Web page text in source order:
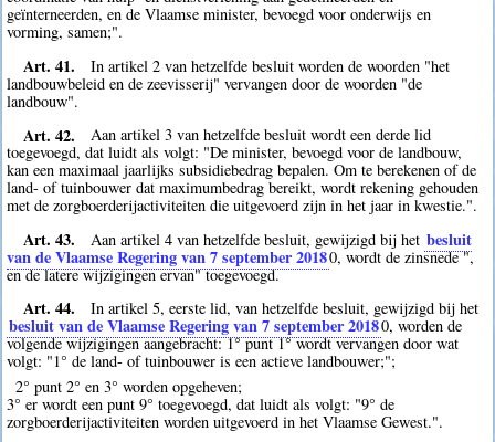
geïnterneerden, en de Vlaamse minister, bevoegd voor onderwijs en
vorming, samen;".
Art. 41.
In artikel 2 van hetzelfde besluit worden de woorden "het
landbouwbeleid en de zeevisserij" vervangen door de woorden "de
landbouw".
Art. 42.
Aan artikel 3 van hetzelfde besluit wordt een derde lid
toegevoegd, dat luidt als volgt: "De minister, bevoegd voor de landbouw,
kan een maximaal jaarlijks subsidiebedrag bepalen. Om te berekenen of de
land- of tuinbouwer dat maximumbedrag bereikt, wordt rekening gehouden
met de zorgboerderijactiviteiten die uitgevoerd zijn in het jaar in kwestie.".
Art. 43. Aan artikel 4 van hetzelfde besluit, gewijzigd bij het besluit
van de Vlaamse Regering van 7 september 20180, wordt de zinsnede ",
en de latere wijzigingen ervan" toegevoegd.
Art. 44. In artikel 5, eerste lid, van hetzelfde besluit, gewijzigd bij het
besluit van de Vlaamse Regering van 7 september 20180, worden de
volgende wijzigingen aangebracht: 1° punt 1° wordt vervangen door wat
volgt: "1° de land- of tuinbouwer is een actieve landbouwer;";
2° punt 2° en 3° worden opgeheven;
3° er wordt een punt 9° toegevoegd, dat luidt als volgt: "9° de
zorgboerderijactiviteiten worden uitgevoerd in het Vlaamse Gewest.".